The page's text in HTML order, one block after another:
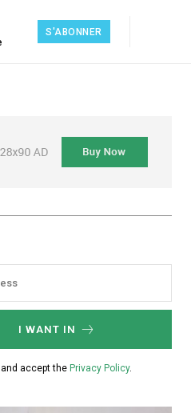
S'ABONNER
I WANT IN
accept the Privacy Policy.